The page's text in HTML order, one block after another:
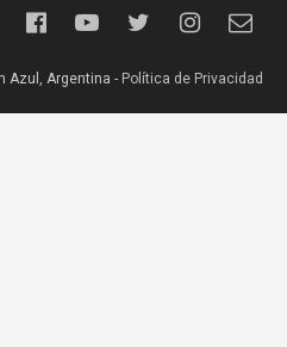
Azul, Argentina - Política de Privacidad